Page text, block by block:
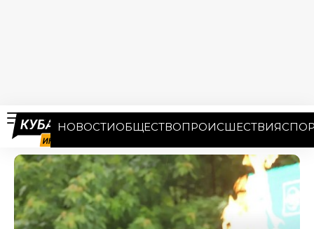
НОВОСТИОБЩЕСТВОПРОИСШЕСТВИЯ